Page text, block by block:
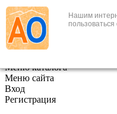
Нашим
+7 (495) 646-888-1
В корзине 0
Меню каталога
Меню сайта
Вход
Регистрация